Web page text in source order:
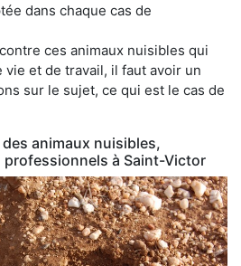
dans chaque cas de
ces animaux nuisibles qui
et de travail, il faut avoir un
sur le sujet, ce qui est le cas de
animaux nuisibles,
à Saint-Victor